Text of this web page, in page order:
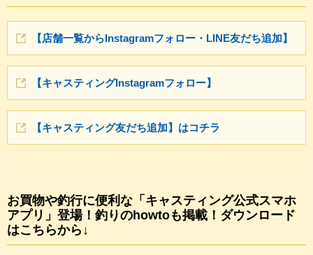
【店舗一覧からInstagramフォロー・LINE友だち追加】
【キャスティングInstagramフォロー】
【キャスティング友だち追加】はコチラ
お買物や釣行に便利な「キャスティング公式スマホ
アプリ」登場！釣りのhowtoも掲載！ダウンロード
はこちらから↓